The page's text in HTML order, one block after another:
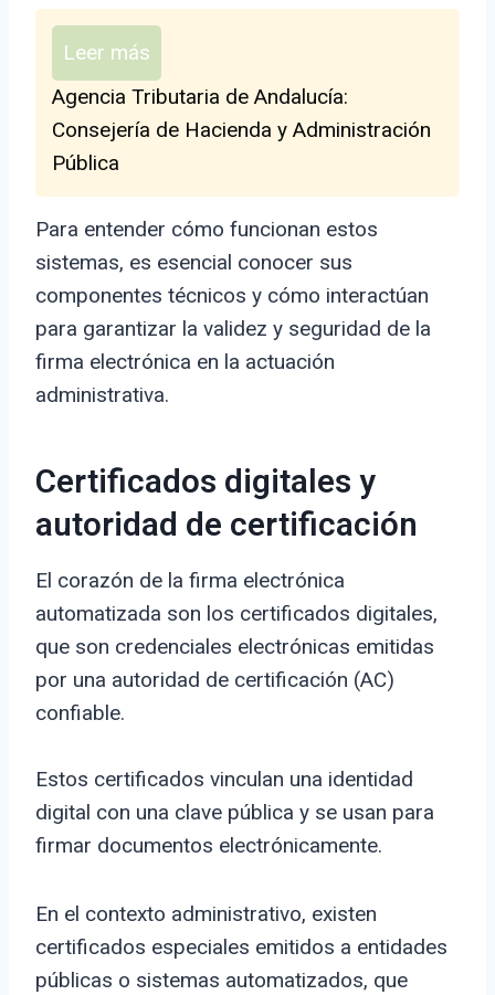
Leer más
Agencia Tributaria de Andalucía:
Consejería de Hacienda y Administración
Pública
Para entender cómo funcionan estos
sistemas, es esencial conocer sus
componentes técnicos y cómo interactúan
para garantizar la validez y seguridad de la
firma electrónica en la actuación
administrativa.
Certificados digitales y
autoridad de certificación
El corazón de la firma electrónica
automatizada son los certificados digitales,
que son credenciales electrónicas emitidas
por una autoridad de certificación (AC)
confiable.
Estos certificados vinculan una identidad
digital con una clave pública y se usan para
firmar documentos electrónicamente.
En el contexto administrativo, existen
certificados especiales emitidos a entidades
públicas o sistemas automatizados, que